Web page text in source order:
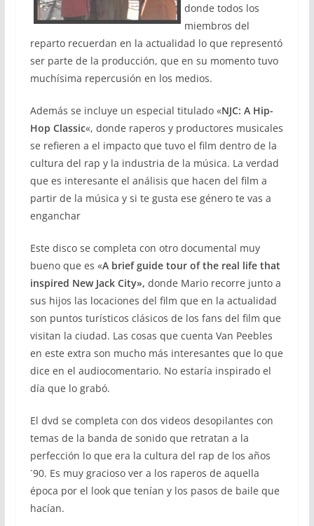
donde todos los
miembros del
reparto recuerdan en la actualidad lo que representó
ser parte de la producción, que en su momento tuvo
muchísima repercusión en los medios.
Además se incluye un especial titulado «NJC: A Hip-
Hop Classic«, donde raperos y productores musicales
se refieren a el impacto que tuvo el film dentro de la
cultura del rap y la industria de la música. La verdad
que es interesante el análisis que hacen del film a
partir de la música y si te gusta ese género te vas a
enganchar
Este disco se completa con otro documental muy
bueno que es «A brief guide tour of the real life that
inspired New Jack City», donde Mario recorre junto a
sus hijos las locaciones del film que en la actualidad
son puntos turísticos clásicos de los fans del film que
visitan la ciudad. Las cosas que cuenta Van Peebles
en este extra son mucho más interesantes que lo que
dice en el audiocomentario. No estaría inspirado el
día que lo grabó.
El dvd se completa con dos videos desopilantes con
temas de la banda de sonido que retratan a la
perfección lo que era la cultura del rap de los años
´90. Es muy gracioso ver a los raperos de aquella
época por el look que tenían y los pasos de baile que
hacían.